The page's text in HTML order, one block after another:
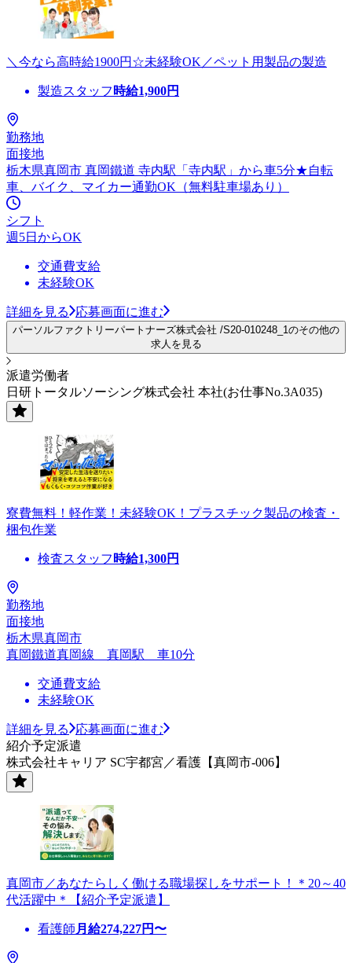
＼今なら高時給1900円☆未経験OK／ペット用製品の製造
製造スタッフ 時給1,900円
勤務地
面接地
栃木県真岡市 真岡鐵道 寺内駅「寺内駅」から車5分★自転
車、バイク、マイカー通勤OK（無料駐車場あり）
シフト
週5日からOK
交通費支給
未経験OK
詳細を見る 応募画面に進む
パーソルファクトリーパートナーズ株式会社 /S20-010248_1のその他の
求人を見る
派遣労働者
日研トータルソーシング株式会社 本社(お仕事No.3A035)
寮費無料！軽作業！未経験OK！プラスチック製品の検査・
梱包作業
検査スタッフ 時給1,300円
勤務地
面接地
栃木県真岡市
真岡鐵道真岡線 真岡駅 車10分
交通費支給
未経験OK
詳細を見る
応募画面に進む
紹介予定派遣
株式会社キャリア SC宇都宮／看護【真岡市-006】
真岡市／あなたらしく働ける職場探しをサポート！＊20～40
代活躍中＊【紹介予定派遣】
看護師 月給274,227円〜